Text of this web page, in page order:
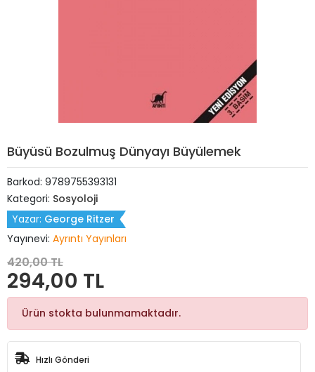
Büyüsü Bozulmuş Dünyayı Büyülemek
Barkod: 9789755393131
Kategori: Sosyoloji
Yazar: George Ritzer
Yayınevi: Ayrıntı Yayınları
420,00 TL
294,00 TL
Ürün stokta bulunmamaktadır.
Hızlı Gönderi